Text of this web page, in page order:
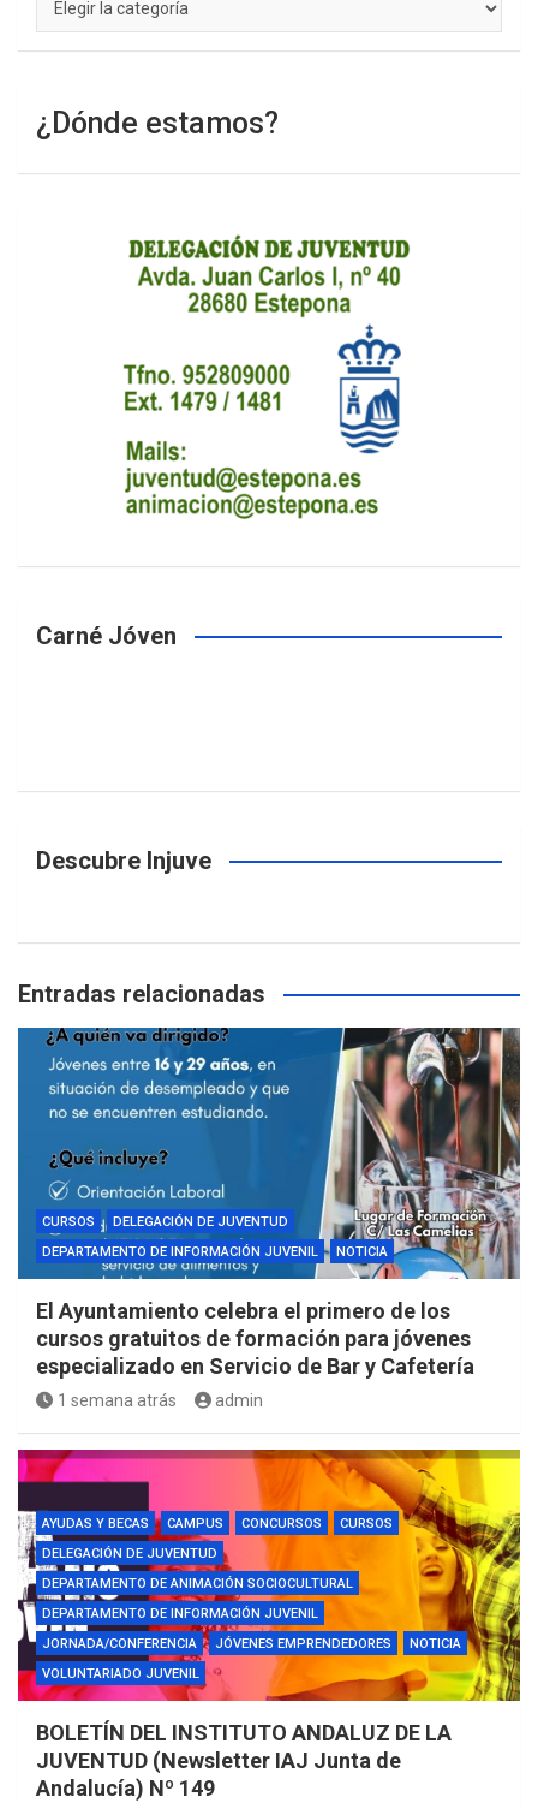
¿Dónde estamos?
Carné Jóven
Descubre Injuve
Entradas relacionadas
CURSOS
DELEGACIÓN DE JUVENTUD
DEPARTAMENTO DE INFORMACIÓN JUVENIL
NOTICIA
El Ayuntamiento celebra el primero de los
cursos gratuitos de formación para jóvenes
especializado en Servicio de Bar y Cafetería
1 semana atrás admin
AYUDAS Y BECAS CAMPUS CONCURSOS
CURSOS
DELEGACIÓN DE JUVENTUD
DEPARTAMENTO DE ANIMACIÓN SOCIOCULTURAL
DEPARTAMENTO DE INFORMACIÓN JUVENIL
JORNADA/CONFERENCIA
JÓVENES EMPRENDEDORES
NOTICIA
VOLUNTARIADO JUVENIL
BOLETÍN DEL INSTITUTO ANDALUZ DE LA
JUVENTUD (Newsletter IAJ Junta de
Andalucía) Nº 149